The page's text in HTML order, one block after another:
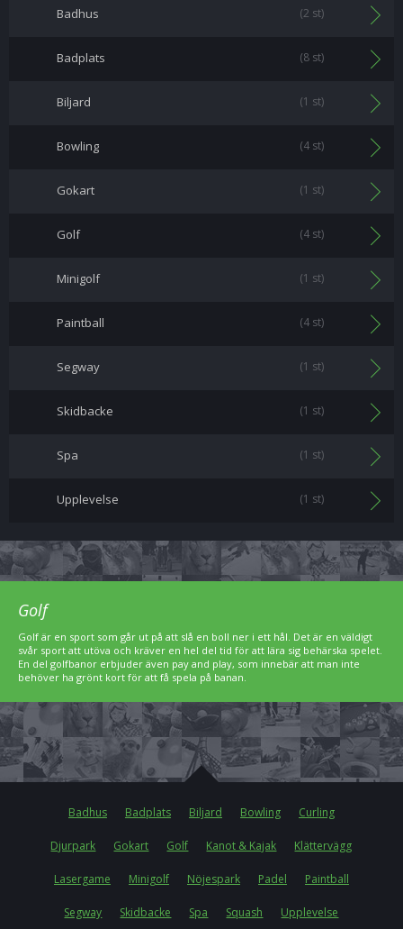
Badhus (2 st)
Badplats (8 st)
Biljard (1 st)
Bowling (4 st)
Gokart (1 st)
Golf (4 st)
Minigolf (1 st)
Paintball (4 st)
Segway (1 st)
Skidbacke (1 st)
Spa (1 st)
Upplevelse (1 st)
Golf
Golf är en sport som går ut på att slå en boll ner i ett hål. Det är en väldigt
svår sport att utöva och kräver en hel del tid för att lära sig behärska spelet.
En del golfbanor erbjuder även pay and play, som innebär att man inte
behöver ha grönt kort för att få spela på banan.
Badhus Badplats Biljard Bowling Curling
Djurpark Gokart Golf Kanot & Kajak Klättervägg
Lasergame Minigolf Nöjespark Padel Paintball
Segway Skidbacke Spa Squash Upplevelse